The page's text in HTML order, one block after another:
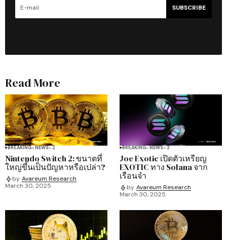
SUBSCRIBE
Read More
BREAKING-NEWS-2
Nintendo Switch 2: ขนาดที่
ใหญ่ขึ้นเป็นปัญหาหรือเปล่า?
by Avareum Research
March 30, 2025
BREAKING-NEWS-2
Joe Exotic เปิดตัวเหรียญ
EXOTIC ทาง Solana จาก
เรือนจำ
by Avareum Research
March 30, 2025